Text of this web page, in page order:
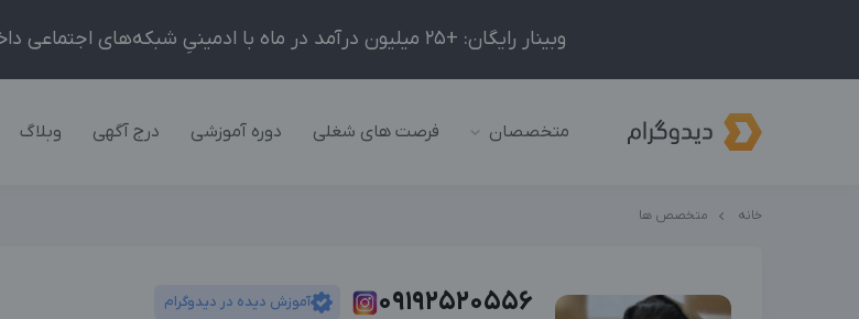
وبینار رایگان: +25 میلیون درآمد در ماه با ادمینیِ شبکه‌های اجتماعی داخلی و خارجی!
متخصصان فرصت های شغلی دوره آموزشی درج آگهی وبلاگ
خانه متخصص ها
09192520556 آموزش دیده در دیدوگرام